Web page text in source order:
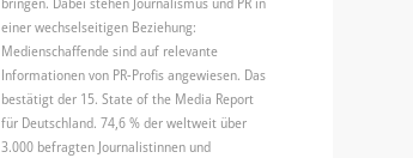
einer wechselseitigen Beziehung:
Medienschaffende sind auf relevante
Informationen von PR-Profis angewiesen. Das
bestätigt der 15. State of the Media Report
für Deutschland. 74,6 % der weltweit über
3.000 befragten Journalistinnen und